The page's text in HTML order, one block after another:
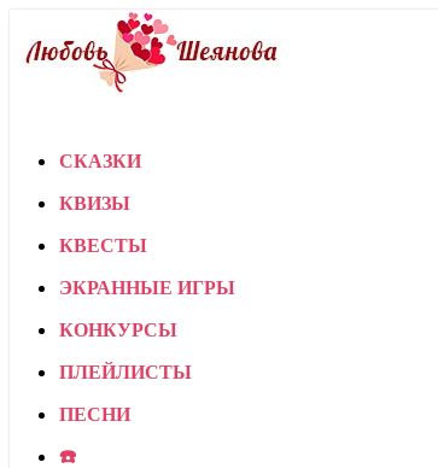
СКАЗКИ
КВИЗЫ
КВЕСТЫ
ЭКРАННЫЕ ИГРЫ
КОНКУРСЫ
ПЛЕЙЛИСТЫ
ПЕСНИ
☎️